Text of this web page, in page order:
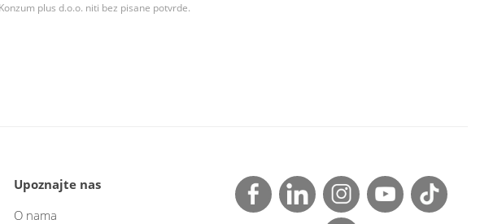
plus d.o.o. niti bez pisane potvrde.
Upoznajte nas
O nama